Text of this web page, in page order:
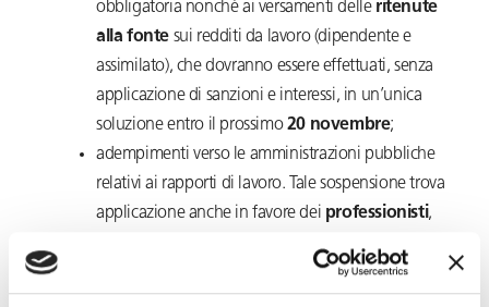
obbligatoria nonché ai versamenti delle ritenute
alla fonte sui redditi da lavoro (dipendente e
assimilato), che dovranno essere effettuati, senza
applicazione di sanzioni e interessi, in un’unica
soluzione entro il prossimo20 novembre;
adempimenti verso le amministrazioni pubbliche
relativi ai rapporti di lavoro. Tale sospensione trova
applicazione anche in favore dei professionisti,
che operino nei territori interessati, anche per